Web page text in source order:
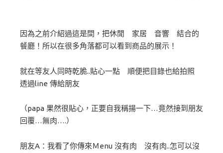
因為之前介紹過這是間，把休閒 家居 音響 結合的
餐廳！所以在很多角落都可以看到商品的展示！
就在等友人同時乾脆..貼心一點 順便把目錄也給拍照
透過line 傳給朋友
（papa 果然很貼心，正要自我稱揚一下…竟然接到朋友
回覆…無肉….）
朋友A：我看了你傳來Ｍenu 沒有肉 沒有肉..怎可以沒